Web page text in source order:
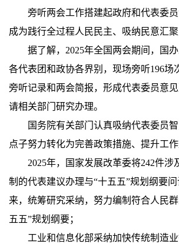
旁听两会工作搭建起政府和代表委员
成为践行全过程人民民主、吸纳民意汇聚
据了解，2025年全国两会期间，国
各代表团和政协各界别，现场旁听196场
旁听记录和两会简报，形成代表委员意
请相关部门研究办理。
国务院有关部门认真吸纳代表委员
点子努力转化为完善政策措施、提升工作
2025年，国家发展改革委将242件涉
制的代表建议办理与“十五五”规划纲要
来，统筹研究采纳，努力编制符合人民
五五”规划纲要；
工业和信息化部采纳加快传统制造